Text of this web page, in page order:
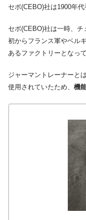
セボ(CEBO)社は1900年
セボ(CEBO)社は一時、
初からフランス軍やベル
あるファクトリーとなって
ジャーマントレーナーと
使用されていたため、 機